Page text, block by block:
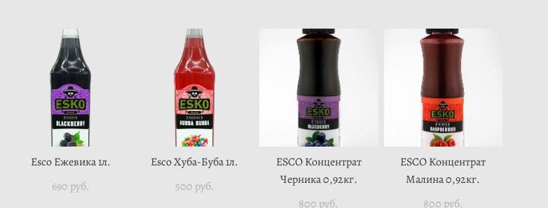
Esco Ежевика 1л.
690 pуб.
Esco Хуба-Буба 1л.
500 pуб.
ESCO Концентрат
Черника 0,92кг.
800 pуб.
ESCO Концентрат
Малина 0,92кг.
800 pуб.